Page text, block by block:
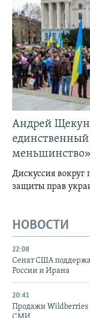
Андрей
меньшинство»
Дискуссия вокруг
защиты прав
НОВОСТИ
22:08
Сенат США
России и Ирана
20:41
Продажи Wildberries